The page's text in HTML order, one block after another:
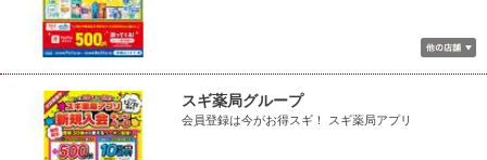
スギ薬局グループ
会員登録は今がお得スギ！ スギ薬局アプリ